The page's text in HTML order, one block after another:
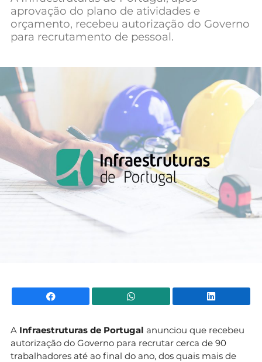
Mundial 2026
aprovação do plano de atividades e
orçamento, recebeu autorização do Governo
para recrutamento de pessoal.
Facebook WhatsApp
A Infraestruturas de Portugal anunciou que recebeu
autorização do Governo para recrutar cerca de 90
trabalhadores até ao final do ano, dos quais mais de